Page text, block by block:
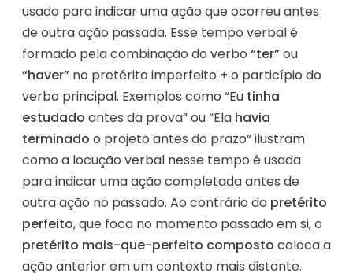
usado para indicar uma ação que ocorreu antes
de outra ação passada. Esse tempo verbal é
formado pela combinação do verbo “ter”ou
“haver” no pretérito imperfeito + o particípio do
verbo principal. Exemplos como “Eu tinha
estudado antes da prova” ou “Ela havia
terminado o projeto antes do prazo” ilustram
como a locução verbal nesse tempo é usada
para indicar uma ação completada antes de
outra ação no passado. Ao contrário do pretérito
perfeito, que foca no momento passado em si, o
pretérito mais-que-perfeito composto coloca a
ação anterior em um contexto mais distante.